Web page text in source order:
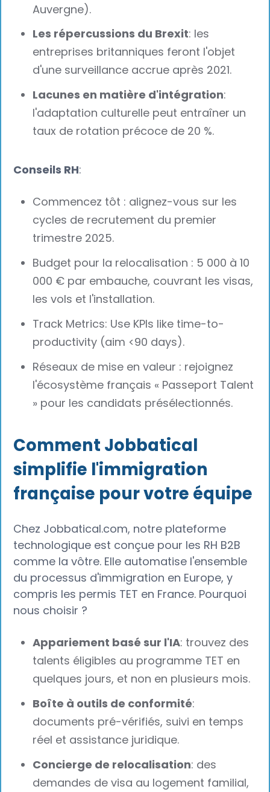
Auvergne).
Les répercussions du Brexit: les
entreprises britanniques feront l'objet
d'une surveillance accrue après 2021.
Lacunes en matière d'intégration:
l'adaptation culturelle peut entraîner un
taux de rotation précoce de 20 %.
Conseils RH:
Commencez tôt : alignez-vous sur les
cycles de recrutement du premier
trimestre 2025.
Budget pour la relocalisation : 5 000 à 10
000 € par embauche, couvrant les visas,
les vols et l'installation.
Track Metrics: Use KPIs like time-to-
productivity (aim <90 days).
Réseaux de mise en valeur : rejoignez
l'écosystème français « Passeport Talent
» pour les candidats présélectionnés.
Comment Jobbatical
simplifie l'immigration
française pour votre équipe
Chez Jobbatical.com, notre plateforme
technologique est conçue pour les RH B2B
comme la vôtre. Elle automatise l'ensemble
du processus d'immigration en Europe, y
compris les permis TET en France. Pourquoi
nous choisir ?
Appariement basé sur l'IA: trouvez des
talents éligibles au programme TET en
quelques jours, et non en plusieurs mois.
Boîte à outils de conformité:
documents pré-vérifiés, suivi en temps
réel et assistance juridique.
Concierge de relocalisation: des
demandes de visa au logement familial,